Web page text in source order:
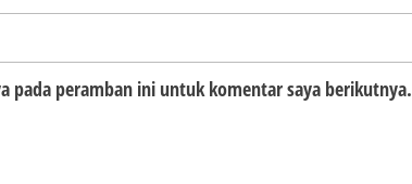
pada peramban ini untuk komentar saya berikutnya.